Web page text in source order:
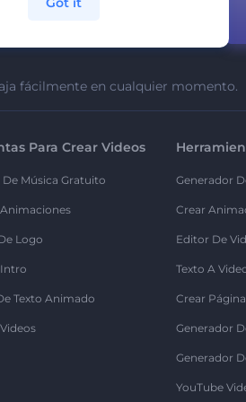
fácilmente en cualquier momento.
Para Crear Videos
Música Gratuito
Logo
Texto Animado
Generador
Crear
Editor De
Texto A
Crear
Generador
Generador
YouTube